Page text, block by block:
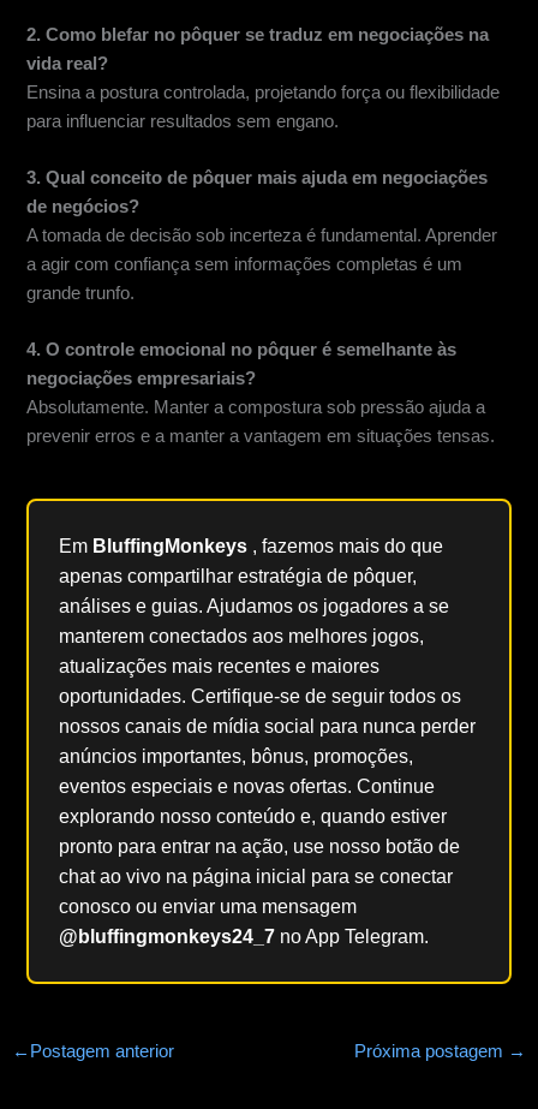
2. Como blefar no pôquer se traduz em negociações na
vida real?
Ensina a postura controlada, projetando força ou flexibilidade
para influenciar resultados sem engano.
3. Qual conceito de pôquer mais ajuda em negociações
de negócios?
A tomada de decisão sob incerteza é fundamental. Aprender
a agir com confiança sem informações completas é um
grande trunfo.
4. O controle emocional no pôquer é semelhante às
negociações empresariais?
Absolutamente. Manter a compostura sob pressão ajuda a
prevenir erros e a manter a vantagem em situações tensas.
Em BluffingMonkeys , fazemos mais do que
apenas compartilhar estratégia de pôquer,
análises e guias. Ajudamos os jogadores a se
manterem conectados aos melhores jogos,
atualizações mais recentes e maiores
oportunidades. Certifique-se de seguir todos os
nossos canais de mídia social para nunca perder
anúncios importantes, bônus, promoções,
eventos especiais e novas ofertas. Continue
explorando nosso conteúdo e, quando estiver
pronto para entrar na ação, use nosso botão de
chat ao vivo na página inicial para se conectar
conosco ou enviar uma mensagem
@bluffingmonkeys24_7 no App Telegram.
← Postagem anterior Próxima postagem →